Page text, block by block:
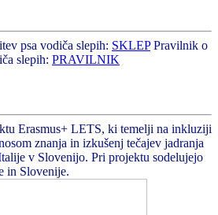
psa vodiča slepih: SKLEPPravilnik o
slepih: PRAVILNIK
Erasmus+ LETS, ki temelji na inkluziji
znanja in izkušenj tečajev jadranja
v Slovenijo. Pri projektu sodelujejo
in Slovenije.